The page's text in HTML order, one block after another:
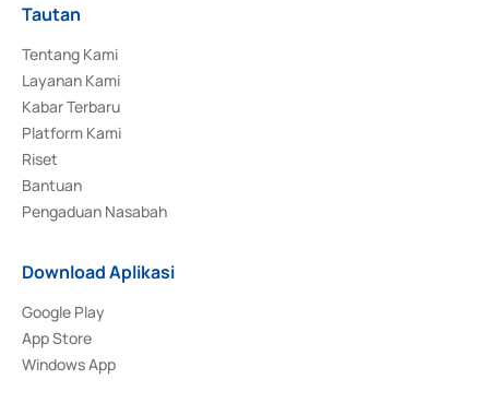
Tautan
Tentang Kami
Layanan Kami
Kabar Terbaru
Platform Kami
Riset
Bantuan
Pengaduan Nasabah
Download Aplikasi
Google Play
App Store
Windows App